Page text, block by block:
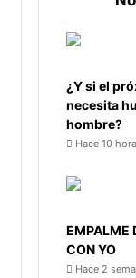
¿Y si el
necesita
hombre?
Hace 10
EMPALME
CON YO
Hace 2